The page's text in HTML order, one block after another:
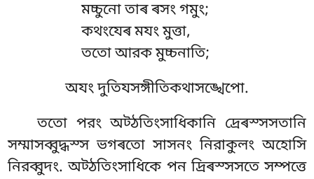
মচ্চুনো তাৰ ৰসং গমুং;
কথংযেৰ মযং মুত্তা,
ততো আরক মুচ্চনাতি;
অযং দুতিযসঙ্গীতিকথাসঙ্খেপো.
ততো পরং অট্ঠতিংসাধিকানি দ্ৰেৰস্সসতানি
সম্মাসব্বুদ্ধস্স ভগৰতো সাসনং নিরাকুলং অহোসি
নিরব্বুদং. অট্ঠতিংসাধিকে পন দ্ৰিৰস্সসতে সম্পত্তে